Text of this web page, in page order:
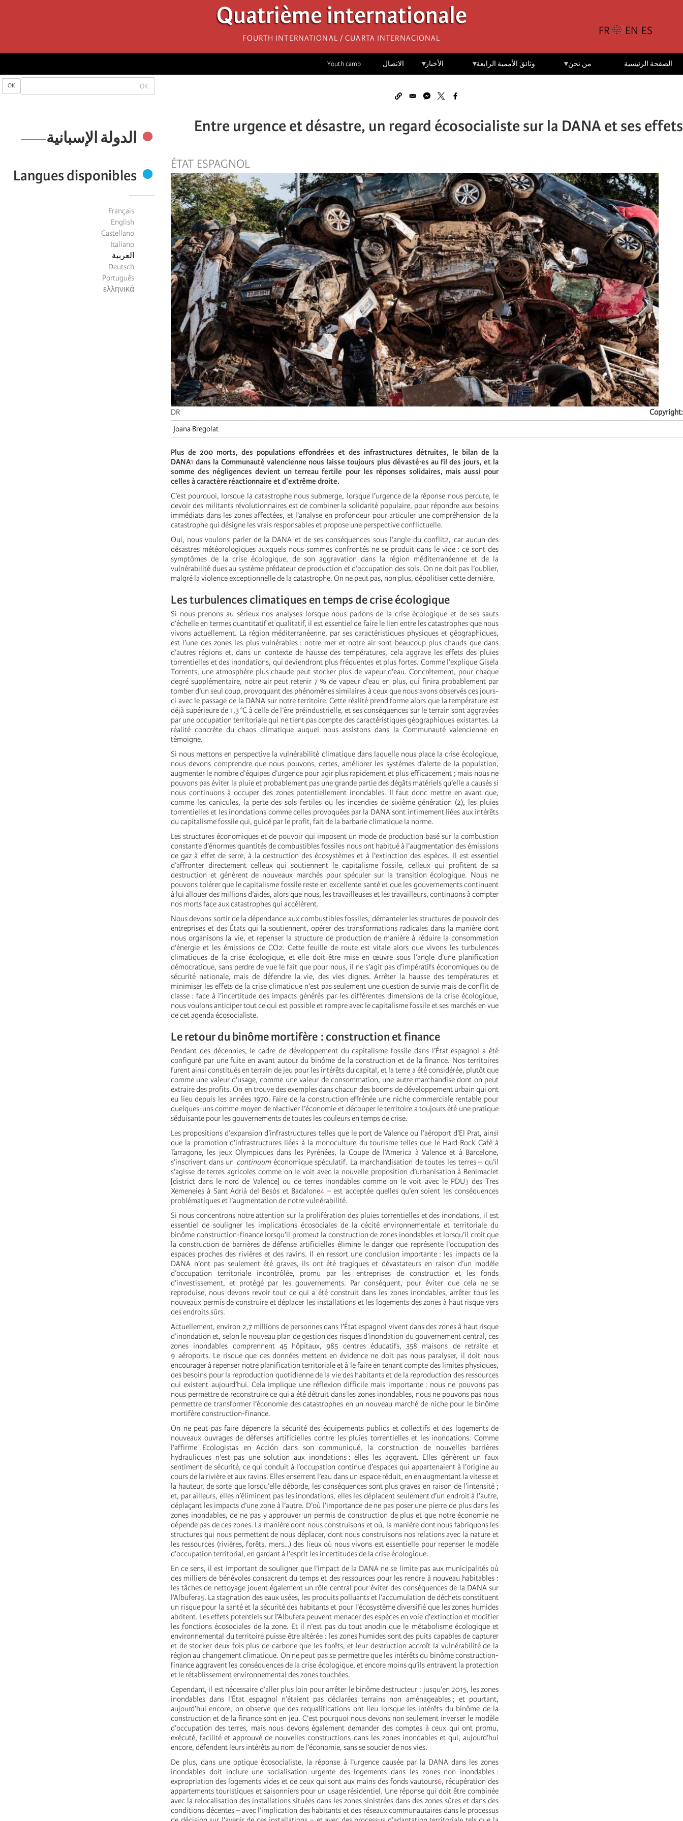
Quatrième internationale
Fourth International / Cuarta Internacional
الصفحة الرئيسية من نحن وثائق الأممية الرابعة الأخبار الاتصال Youth camp
OK
OK
الدولة الإسبانیة
Langues disponibles
Français
English
Castellano
Italiano
العربية
Deutsch
Português
ελληνικά
Entre urgence et désastre, un regard écosocialiste sur la DANA et ses effets
ÉTAT ESPAGNOL
Copyright
DR
Joana Bregolat
Plus de 200 morts, des populations effondrées et des infrastructures détruites, le bilan de la
DANA1 dans la Communauté valencienne nous laisse toujours plus dévasté·es au fil des jours, et la
somme des négligences devient un terreau fertile pour les réponses solidaires, mais aussi pour
celles à caractère réactionnaire et d’extrême droite.
C’est pourquoi, lorsque la catastrophe nous submerge, lorsque l’urgence de la réponse nous percute, le
devoir des militants révolutionnaires est de combiner la solidarité populaire, pour répondre aux besoins
immédiats dans les zones affectées, et l’analyse en profondeur pour articuler une compréhension de la
catastrophe qui désigne les vrais responsables et propose une perspective conflictuelle.
Oui, nous voulons parler de la DANA et de ses conséquences sous l’angle du conflit2, car aucun des
désastres météorologiques auxquels nous sommes confrontés ne se produit dans le vide : ce sont des
symptômes de la crise écologique, de son aggravation dans la région méditerranéenne et de la
vulnérabilité dues au système prédateur de production et d’occupation des sols. On ne doit pas l’oublier,
malgré la violence exceptionnelle de la catastrophe. On ne peut pas, non plus, dépolitiser cette dernière.
Les turbulences climatiques en temps de crise écologique
Si nous prenons au sérieux nos analyses lorsque nous parlons de la crise écologique et de ses sauts
d’échelle en termes quantitatif et qualitatif, il est essentiel de faire le lien entre les catastrophes que nous
vivons actuellement. La région méditerranéenne, par ses caractéristiques physiques et géographiques,
est l’une des zones les plus vulnérables : notre mer et notre air sont beaucoup plus chauds que dans
d’autres régions et, dans un contexte de hausse des températures, cela aggrave les effets des pluies
torrentielles et des inondations, qui deviendront plus fréquentes et plus fortes. Comme l’explique Gisela
Torrents, une atmosphère plus chaude peut stocker plus de vapeur d’eau. Concrètement, pour chaque
degré supplémentaire, notre air peut retenir 7 % de vapeur d’eau en plus, qui finira probablement par
tomber d’un seul coup, provoquant des phénomènes similaires à ceux que nous avons observés ces jours-
ci avec le passage de la DANA sur notre territoire. Cette réalité prend forme alors que la température est
déjà supérieure de 1,3 °C à celle de l’ère préindustrielle, et ses conséquences sur le terrain sont aggravées
par une occupation territoriale qui ne tient pas compte des caractéristiques géographiques existantes. La
réalité concrète du chaos climatique auquel nous assistons dans la Communauté valencienne en
témoigne.
Si nous mettons en perspective la vulnérabilité climatique dans laquelle nous place la crise écologique,
nous devons comprendre que nous pouvons, certes, améliorer les systèmes d’alerte de la population,
augmenter le nombre d’équipes d’urgence pour agir plus rapidement et plus efficacement ; mais nous ne
pouvons pas éviter la pluie et probablement pas une grande partie des dégâts matériels qu’elle a causés si
nous continuons à occuper des zones potentiellement inondables. Il faut donc mettre en avant que,
comme les canicules, la perte des sols fertiles ou les incendies de sixième génération (2), les pluies
torrentielles et les inondations comme celles provoquées par la DANA sont intimement liées aux intérêts
du capitalisme fossile qui, guidé par le profit, fait de la barbarie climatique la norme.
Les structures économiques et de pouvoir qui imposent un mode de production basé sur la combustion
constante d’énormes quantités de combustibles fossiles nous ont habitué à l’augmentation des émissions
de gaz à effet de serre, à la destruction des écosystèmes et à l’extinction des espèces. Il est essentiel
d’affronter directement celleux qui soutiennent le capitalisme fossile, celleux qui profitent de sa
destruction et génèrent de nouveaux marchés pour spéculer sur la transition écologique. Nous ne
pouvons tolérer que le capitalisme fossile reste en excellente santé et que les gouvernements continuent
à lui allouer des millions d’aides, alors que nous, les travailleuses et les travailleurs, continuons à compter
nos morts face aux catastrophes qui accélèrent.
Nous devons sortir de la dépendance aux combustibles fossiles, démanteler les structures de pouvoir des
entreprises et des États qui la soutiennent, opérer des transformations radicales dans la manière dont
nous organisons la vie, et repenser la structure de production de manière à réduire la consommation
d’énergie et les émissions de CO2. Cette feuille de route est vitale alors que vivons les turbulences
climatiques de la crise écologique, et elle doit être mise en œuvre sous l’angle d’une planification
démocratique, sans perdre de vue le fait que pour nous, il ne s’agit pas d’impératifs économiques ou de
sécurité nationale, mais de défendre la vie, des vies dignes. Arrêter la hausse des températures et
minimiser les effets de la crise climatique n’est pas seulement une question de survie mais de conflit de
classe : face à l’incertitude des impacts générés par les différentes dimensions de la crise écologique,
nous voulons anticiper tout ce qui est possible et rompre avec le capitalisme fossile et ses marchés en vue
de cet agenda écosocialiste.
Le retour du binôme mortifère : construction et finance
Pendant des décennies, le cadre de développement du capitalisme fossile dans l’État espagnol a été
configuré par une fuite en avant autour du binôme de la construction et de la finance. Nos territoires
furent ainsi constitués en terrain de jeu pour les intérêts du capital, et la terre a été considérée, plutôt que
comme une valeur d’usage, comme une valeur de consommation, une autre marchandise dont on peut
extraire des profits. On en trouve des exemples dans chacun des booms de développement urbain qui ont
eu lieu depuis les années 1970. Faire de la construction effrénée une niche commerciale rentable pour
quelques-uns comme moyen de réactiver l’économie et découper le territoire a toujours été une pratique
séduisante pour les gouvernements de toutes les couleurs en temps de crise.
Les propositions d’expansion d’infrastructures telles que le port de Valence ou l’aéroport d’El Prat, ainsi
que la promotion d’infrastructures liées à la monoculture du tourisme telles que le Hard Rock Cafè à
Tarragone, les jeux Olympiques dans les Pyrénées, la Coupe de l’America à Valence et à Barcelone,
s’inscrivent dans un continuuméconomique spéculatif. La marchandisation de toutes les terres – qu’il
s’agisse de terres agricoles comme on le voit avec la nouvelle proposition d’urbanisation à Benimaclet
[district dans le nord de Valence] ou de terres inondables comme on le voit avec le PDU3des Tres
Xemeneies à Sant Adrià del Besòs et Badalone4– est acceptée quelles qu’en soient les conséquences
problématiques et l’augmentation de notre vulnérabilité.
Si nous concentrons notre attention sur la prolifération des pluies torrentielles et des inondations, il est
essentiel de souligner les implications écosociales de la cécité environnementale et territoriale du
binôme construction-finance lorsqu’il promeut la construction de zones inondables et lorsqu’il croit que
la construction de barrières de défense artificielles élimine le danger que représente l’occupation des
espaces proches des rivières et des ravins. Il en ressort une conclusion importante : les impacts de la
DANA n’ont pas seulement été graves, ils ont été tragiques et dévastateurs en raison d’un modèle
d’occupation territoriale incontrôlée, promu par les entreprises de construction et les fonds
d’investissement, et protégé par les gouvernements. Par conséquent, pour éviter que cela ne se
reproduise, nous devons revoir tout ce qui a été construit dans les zones inondables, arrêter tous les
nouveaux permis de construire et déplacer les installations et les logements des zones à haut risque vers
des endroits sûrs.
Actuellement, environ 2,7 millions de personnes dans l’État espagnol vivent dans des zones à haut risque
d’inondation et, selon le nouveau plan de gestion des risques d’inondation du gouvernement central, ces
zones inondables comprennent 45 hôpitaux, 985 centres éducatifs, 358 maisons de retraite et
9 aéroports. Le risque que ces données mettent en évidence ne doit pas nous paralyser, il doit nous
encourager à repenser notre planification territoriale et à le faire en tenant compte des limites physiques,
des besoins pour la reproduction quotidienne de la vie des habitants et de la reproduction des ressources
qui existent aujourd’hui. Cela implique une réflexion difficile mais importante : nous ne pouvons pas
nous permettre de reconstruire ce qui a été détruit dans les zones inondables, nous ne pouvons pas nous
permettre de transformer l’économie des catastrophes en un nouveau marché de niche pour le binôme
mortifère construction-finance.
On ne peut pas faire dépendre la sécurité des équipements publics et collectifs et des logements de
nouveaux ouvrages de défenses artificielles contre les pluies torrentielles et les inondations. Comme
l’affirme Ecologistas en Acción dans son communiqué, la construction de nouvelles barrières
hydrauliques n’est pas une solution aux inondations : elles les aggravent. Elles génèrent un faux
sentiment de sécurité, ce qui conduit à l’occupation continue d’espaces qui appartenaient à l’origine au
cours de la rivière et aux ravins. Elles enserrent l’eau dans un espace réduit, en en augmentant la vitesse et
la hauteur, de sorte que lorsqu’elle déborde, les conséquences sont plus graves en raison de l’intensité ;
et, par ailleurs, elles n’éliminent pas les inondations, elles les déplacent seulement d’un endroit à l’autre,
déplaçant les impacts d’une zone à l’autre. D’où l’importance de ne pas poser une pierre de plus dans les
zones inondables, de ne pas y approuver un permis de construction de plus et que notre économie ne
dépende pas de ces zones. La manière dont nous construisons et où, la manière dont nous fabriquons les
structures qui nous permettent de nous déplacer, dont nous construisons nos relations avec la nature et
les ressources (rivières, forêts, mers…) des lieux où nous vivons est essentielle pour repenser le modèle
d’occupation territorial, en gardant à l’esprit les incertitudes de la crise écologique.
En ce sens, il est important de souligner que l’impact de la DANA ne se limite pas aux municipalités où
des milliers de bénévoles consacrent du temps et des ressources pour les rendre à nouveau habitables :
les tâches de nettoyage jouent également un rôle central pour éviter des conséquences de la DANA sur
l’Albufera5. La stagnation des eaux usées, les produits polluants et l’accumulation de déchets constituent
un risque pour la santé et la sécurité des habitants et pour l’écosystème diversifié que les zones humides
abritent. Les effets potentiels sur l’Albufera peuvent menacer des espèces en voie d’extinction et modifier
les fonctions écosociales de la zone. Et il n’est pas du tout anodin que le métabolisme écologique et
environnemental du territoire puisse être altérée : les zones humides sont des puits capables de capturer
et de stocker deux fois plus de carbone que les forêts, et leur destruction accroît la vulnérabilité de la
région au changement climatique. On ne peut pas se permettre que les intérêts du binôme construction-
finance aggravent les conséquences de la crise écologique, et encore moins qu’ils entravent la protection
et le rétablissement environnemental des zones touchées.
Cependant, il est nécessaire d’aller plus loin pour arrêter le binôme destructeur : jusqu’en 2015, les zones
inondables dans l’État espagnol n’étaient pas déclarées terrains non aménageables ; et pourtant,
aujourd’hui encore, on observe que des requalifications ont lieu lorsque les intérêts du binôme de la
construction et de la finance sont en jeu. C’est pourquoi nous devons non seulement inverser le modèle
d’occupation des terres, mais nous devons également demander des comptes à ceux qui ont promu,
exécuté, facilité et approuvé de nouvelles constructions dans les zones inondables et qui, aujourd’hui
encore, défendent leurs intérêts au nom de l’économie, sans se soucier de nos vies.
De plus, dans une optique écosocialiste, la réponse à l’urgence causée par la DANA dans les zones
inondables doit inclure une socialisation urgente des logements dans les zones non inondables :
expropriation des logements vides et de ceux qui sont aux mains des fonds vautours6, récupération des
appartements touristiques et saisonniers pour un usage résidentiel. Une réponse qui doit être combinée
avec la relocalisation des installations situées dans les zones sinistrées dans des zones sûres et dans des
conditions décentes – avec l’implication des habitants et des réseaux communautaires dans le processus